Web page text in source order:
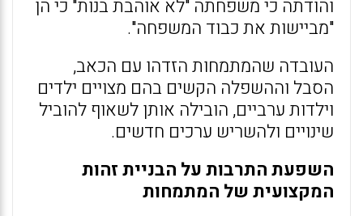
והודתה כי משפחתה "לא אוהבת בנות" כי הן
"מביישות את כבוד המשפחה".
העובדה שהמתמחות הזדהו עם הכאב,
הסבל וההשפלה הקשים בהם מצויים ילדים
וילדות ערביים, הובילה אותן לשאוף להוביל
שינויים ולהשריש ערכים חדשים.
השפעת התרבות על הבניית זהות
המקצועית של המתמחות